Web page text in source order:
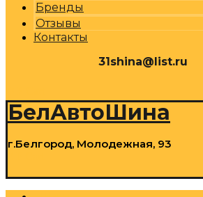
Бренды
Отзывы
Контакты
31shina@list.ru
БелАвтоШина
г.Белгород, Молодежная, 93